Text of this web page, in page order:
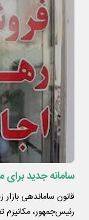
سامانه جدید
قانون ساماندهی
رئیس‌جمهور،